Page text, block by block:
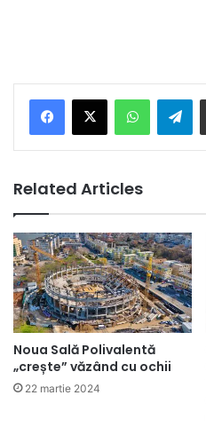
Telegram
Related Articles
Noua Sală Polivalentă
„crește” văzând cu ochii
22 martie 2024